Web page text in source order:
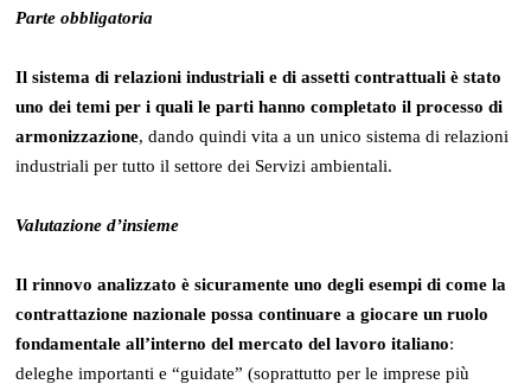
Parte obbligatoria
Il sistema di relazioni industriali e di assetti contrattuali è stato
uno dei temi per i quali le parti hanno completato il processo di
armonizzazione, dando quindi vita a un unico sistema di relazioni
industriali per tutto il settore dei Servizi ambientali.
Valutazione d’insieme
Il rinnovo analizzato è sicuramente uno degli esempi di come la
contrattazione nazionale possa continuare a giocare un ruolo
fondamentale all’interno del mercato del lavoro italiano:
deleghe importanti e “guidate” (soprattutto per le imprese più